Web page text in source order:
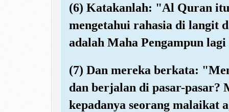
(6) Katakanlah: "Al Quran
mengetahui rahasia di langit
adalah Maha Pengampun
(7) Dan mereka berkata:
dan berjalan di pasar-pasar?
kepadanya seorang malaikat